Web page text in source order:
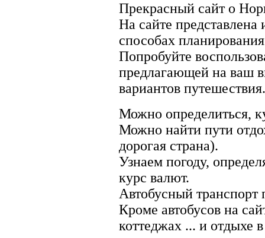
Прекрасный сайт о
На сайте
способах
Попробуйте
предлагающей на ваш
вариантов путешествия.
Можно определиться,
Можно найти пути
дорогая страна).
Узнаем погоду,
курс валют.
Автобусный транспорт
Кроме автобусов на
коттеджах ... и отдыхе